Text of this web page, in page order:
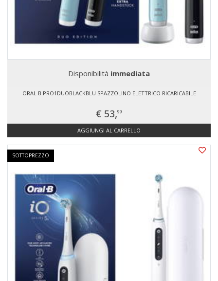
Disponibilità immediata
ORAL B PRO1DUOBLACKBLU SPAZZOLINO ELETTRICO RICARICABILE
€ 53,99
AGGIUNGI AL CARRELLO
SOTTOPREZZO